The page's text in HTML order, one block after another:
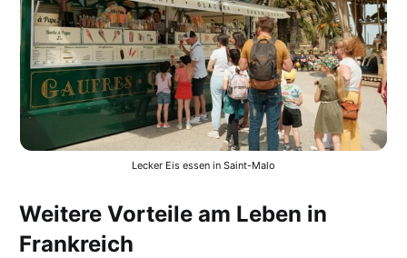
Lecker Eis essen in Saint-Malo
Weitere Vorteile am Leben in
Frankreich